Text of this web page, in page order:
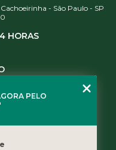
- São Paulo - SP
HORAS
PELO